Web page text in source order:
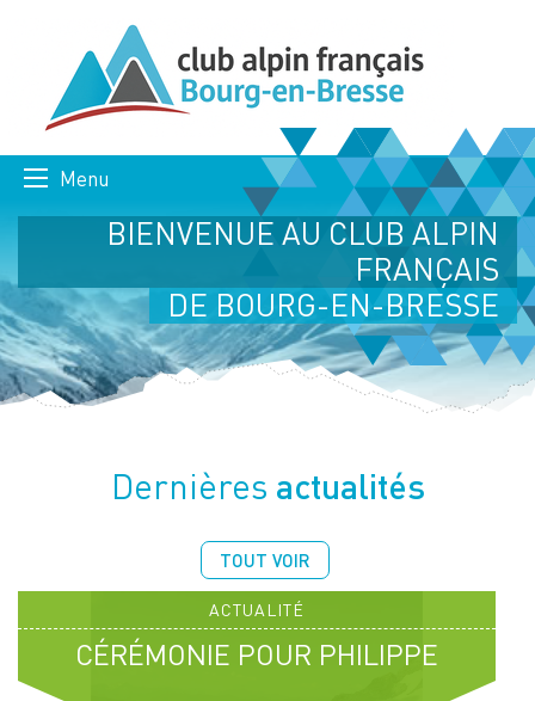
Menu
BIENVENUE AU CLUB ALPIN
FRANÇAIS
DE BOURG-EN-BRESSE
Dernières actualités
TOUT VOIR
CÉRÉMONIE POUR PHILIPPE
ACTUALITÉ